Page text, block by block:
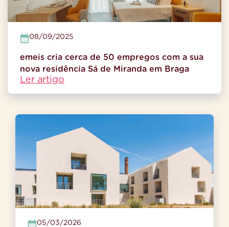
08/09/2025
emeis cria cerca de 50 empregos com a sua
nova residência Sá de Miranda em Braga
Ler artigo
05/03/2026